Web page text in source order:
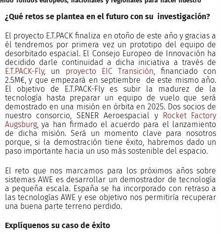
¿Qué retos se plantea en el futuro con su investigación?
El proyecto E.T.PACK finaliza en otoño de este año y gracias a
él tendremos por primera vez un prototipo del equipo de
desorbitado espacial. El Consejo Europeo de Innovación ha
decidido darle continuidad a dicha iniciativa a través de
E.T.PACK-Fly, un proyecto EIC Transición, financiado con
2.5M€, y que empezará en septiembre de este mismo año.
El objetivo de E.T.PACK-Fly es subir la madurez de la
tecnología hasta preparar un equipo de vuelo que será
demostrado en una misión en órbita en 2025. Dos socios de
nuestro consorcio, SENER Aeroespacial y
Rocket Factory
Augsburg, ya han firmado el acuerdo para el lanzamiento
de dicha misión. Será un momento clave para nosotros
porque, si la demostración tiene éxito, habremos dado un
paso importante hacia un uso más sostenible del espacio.
El reto que nos marcamos para los próximos años sobre
sistemas AWE es desarrollar un demostrador de tecnología
a pequeña escala. España se ha incorporado con retraso a
las tecnologías AWE y ese objetivo nos permitiría recuperar
una buena parte terreno perdido.
Explíquenos su caso de éxito